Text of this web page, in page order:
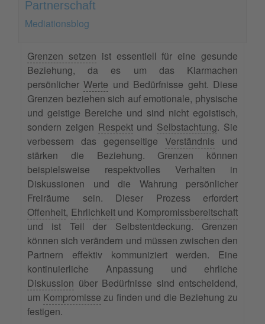
Partnerschaft
Mediationsblog
Grenzen setzen ist essentiell für eine gesunde
Beziehung, da es um das Klarmachen
persönlicherWerte und Bedürfnisse geht. Diese
Grenzen beziehen sich auf emotionale, physische
und geistige Bereiche und sind nicht egoistisch,
sondern zeigen Respektund Selbstachtung. Sie
verbessern das gegenseitige Verständnis und
stärken die Beziehung. Grenzen können
beispielsweise respektvolles Verhalten in
Diskussionen und die Wahrung persönlicher
Freiräume sein. Dieser Prozess erfordert
Offenheit, Ehrlichkeitund Kompromissbereitschaft
und ist Teil der Selbstentdeckung. Grenzen
können sich verändern und müssen zwischen den
Partnern effektiv kommuniziert werden. Eine
kontinuierliche Anpassung und ehrliche
Diskussion über Bedürfnisse sind entscheidend,
um Kompromisse zu finden und die Beziehung zu
festigen.